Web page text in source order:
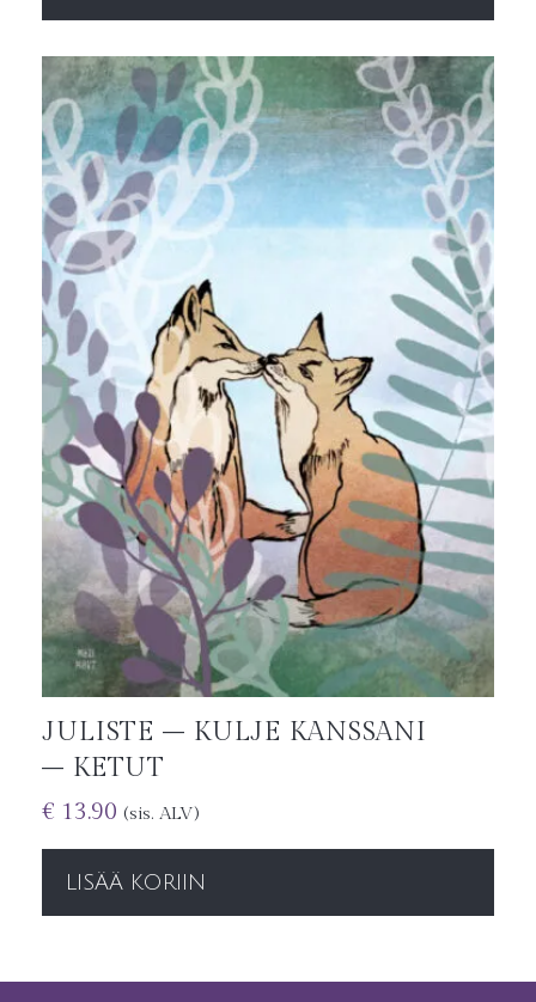
JULISTE – KULJE KANSSANI
– KETUT
€ 13.90 (sis. ALV)
LISÄÄ KORIIN